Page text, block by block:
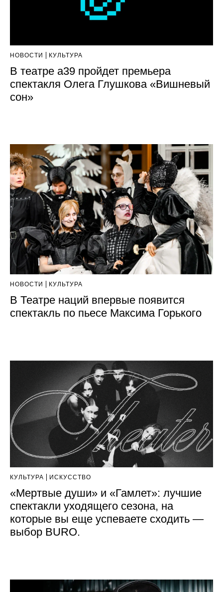
НОВОСТИ КУЛЬТУРА
В театре а39 пройдет премьера
спектакля Олега Глушкова «Вишневый
сон»
НОВОСТИ КУЛЬТУРА
В Театре наций впервые появится
спектакль по пьесе Максима Горького
КУЛЬТУРА ИСКУССТВО
«Мертвые души» и «Гамлет»: лучшие
спектакли уходящего сезона, на
которые вы еще успеваете сходить —
выбор BURO.